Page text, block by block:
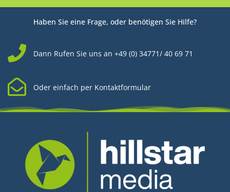
Haben Sie eine Frage, oder benötigen Sie Hilfe?
Dann Rufen Sie uns an +49 (0) 34771/ 40 69 71
Oder einfach per Kontaktformular